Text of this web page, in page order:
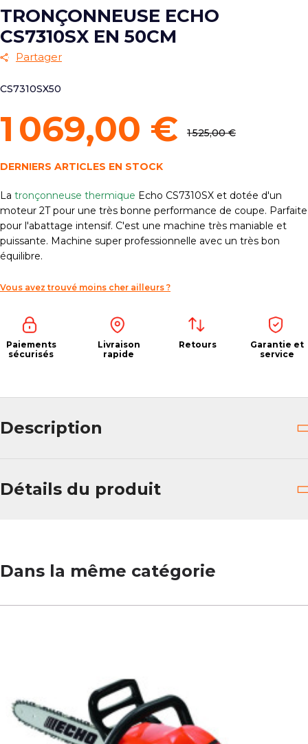
TRONÇONNEUSE ECHO
CS7310SX EN 50CM
Partager
CS7310SX50
1 069,00 € 1 525,00 €
DERNIERS ARTICLES EN STOCK
La tronçonneuse thermique Echo CS7310SX et dotée d'un
moteur 2T pour une très bonne performance de coupe. Parfaite
pour l'abattage intensif. C'est une machine très maniable et
puissante. Machine super professionnelle avec un très bon
équilibre.
Vous avez trouvé moins cher ailleurs ?
Paiements
sécurisés
Livraison
rapide
Retours
Garantie et
service
Description
Détails du produit
Dans la même catégorie